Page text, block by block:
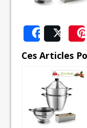
SharePost
Ces Articles